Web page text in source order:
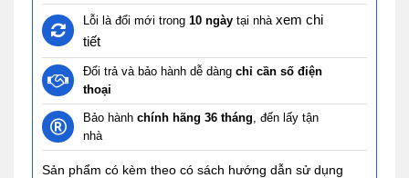
Lỗi là đổi mới trong 10 ngày tại nhà xem chi
tiết
Đổi trả và bảo hành dễ dàng chỉ cần số điện
thoại
Bảo hành chính hãng 36 tháng , đến lấy tận
nhà
Sản phẩm có kèm theo có sách hướng dẫn sử dụng